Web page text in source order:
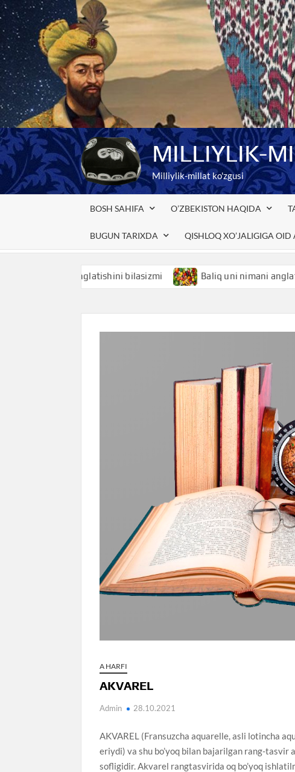
Skip
to
content
MILLIYLIK-
Milliylik-millat ko'zgusi
BOSH SAHIFA O’ZBEKISTON HAQIDA
BUGUN TARIXDA QISHLOQ XO’JALIGIGA OID
nimani anglatishini bilasizmi Baliq uni nimani anglatishini
A HARFI
AKVAREL
Admin 28.10.2021
AKVAREL (Fransuzcha aquarelle, asli lotincha
eriydi) va shu bo’yoq bilan bajarilgan rang-tasvir
sofligidir. Akvarel rangtasvirida oq bo’yoq